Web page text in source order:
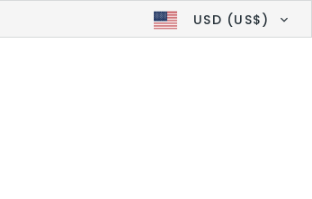
USD (US$)